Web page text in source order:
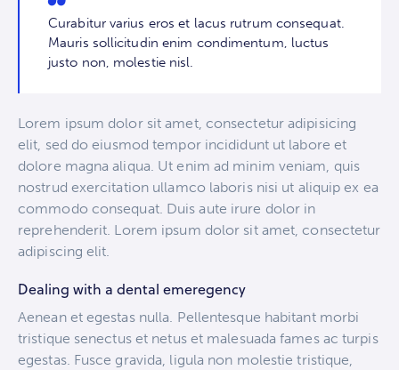
Curabitur varius eros et lacus rutrum consequat.
Mauris sollicitudin enim condimentum, luctus
justo non, molestie nisl.
Lorem ipsum dolor sit amet, consectetur adipisicing
elit, sed do eiusmod tempor incididunt ut labore et
dolore magna aliqua. Ut enim ad minim veniam, quis
nostrud exercitation ullamco laboris nisi ut aliquip ex ea
commodo consequat. Duis aute irure dolor in
reprehenderit. Lorem ipsum dolor sit amet, consectetur
adipiscing elit.
Dealing with a dental emeregency
Aenean et egestas nulla. Pellentesque habitant morbi
tristique senectus et netus et malesuada fames ac turpis
egestas. Fusce gravida, ligula non molestie tristique,